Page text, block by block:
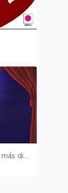
Capítulo 06: Lo verdaderamente más difícil